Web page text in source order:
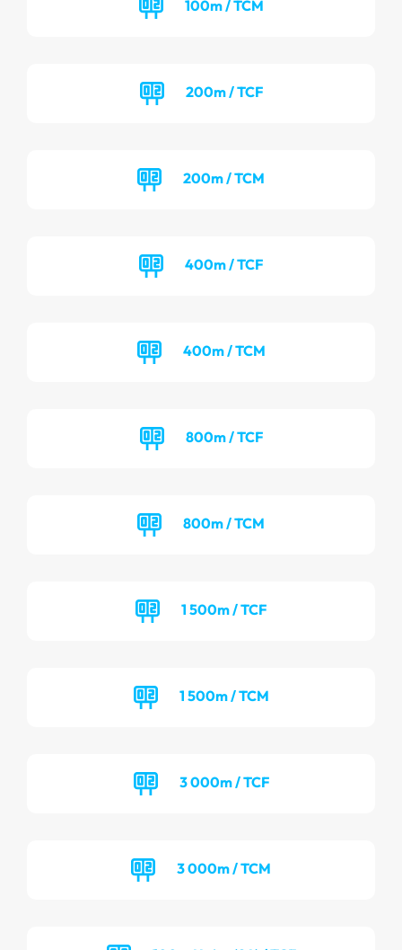
100m / TCM
200m / TCF
200m / TCM
400m / TCF
400m / TCM
800m / TCF
800m / TCM
1 500m / TCF
1 500m / TCM
3 000m / TCF
3 000m / TCM